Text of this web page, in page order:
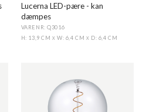
Lucerna LED-pære - kan
dæmpes
VARENR: Q3016
H: 13,9 CM X W: 6,4 CM X D: 6,4 CM